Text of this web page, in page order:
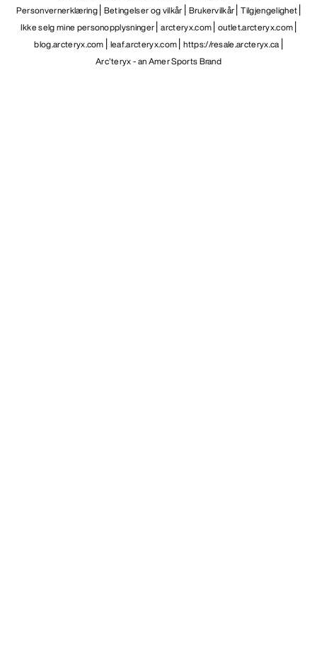
Personvernerklæring Betingelser og vilkår Brukervilkår Tilgjengelighet
Ikke selg mine personopplysninger arcteryx.com outlet.arcteryx.com
blog.arcteryx.com leaf.arcteryx.com https://resale.arcteryx.ca
Arc'teryx - an Amer Sports Brand